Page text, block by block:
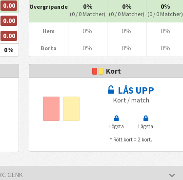
0.00
0.00
0.00
0%
Övergripande 0%
(0 / 0 Matcher)
0%
(0 / 0 Matcher)
0%
(0 / 0 Matcher)
Hem 0% 0% 0%
Borta 0% 0% 0%
Kort
LÅS UPP
Kort / match
Högsta
Lägsta
* Rött kort = 2 kort.
GENK